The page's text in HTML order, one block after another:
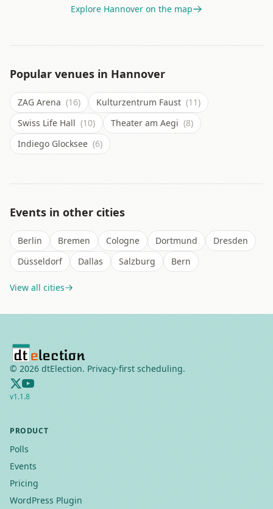
Explore Hannover on the map
Popular venues in Hannover
ZAG Arena (16) Kulturzentrum Faust (11)
Swiss Life Hall (10) Theater am Aegi (8)
Indiego Glocksee (6)
Events in other cities
Berlin Bremen Cologne Dortmund
Dresden
Düsseldorf
Dallas Salzburg Bern
View all cities
© 2026 dtElection. Privacy-first scheduling.
v1.1.8
PRODUCT
Polls
Events
Pricing
WordPress Plugin